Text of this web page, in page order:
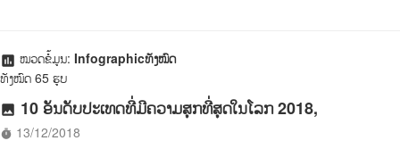
assessment ໝວດຂໍ້ມູນ: Infographicທັງໝົດ
ທັງໝົດ 65 ຮູບ
photo 10 ອັນດັບປະເທດທີ່ມີຄວາມສຸກທີ່ສຸດໃນໂລກ 2018,
timer 13/12/2018